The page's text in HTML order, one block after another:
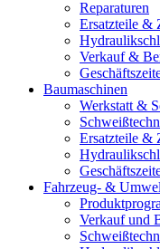
Reparaturen
Ersatzteile &
Verkauf &
Baumaschinen
Werkstatt &
Ersatzteile &
Fahrzeug- &
Verkauf und